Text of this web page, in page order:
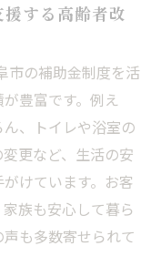
する高齢者改
市の補助金制度を活
豊富です。例え
、トイレや浴室の
更など、生活の安
けています。お客
族も安心して暮ら
も多数寄せられて